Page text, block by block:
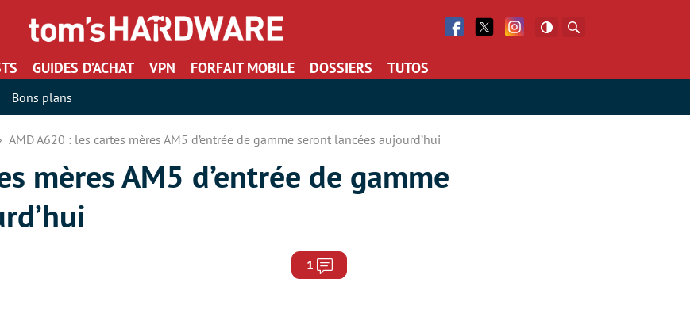
Facebook
Twitter Facebook
GUIDES D’ACHAT VPN FORFAIT MOBILE DOSSIERS TUTOS
Bons plans
AMD A620 : les cartes mères AM5 d’entrée de gamme seront lancées aujourd’hui
mères AM5 d’entrée de gamme
1 Commentaires